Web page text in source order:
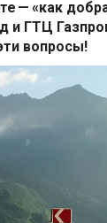
— «как
и ГТЦ
вопросы!